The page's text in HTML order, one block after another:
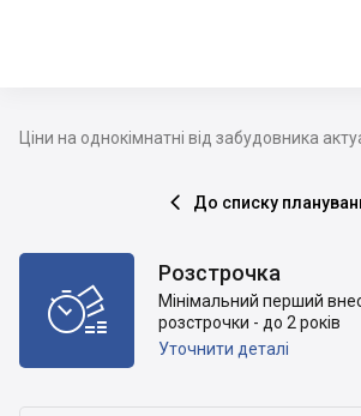
Ціни на однокімнатні від забудовника
 До списку

Розстрочка
Мінімальний перший
розстрочки - до 2 років
Уточнити деталі